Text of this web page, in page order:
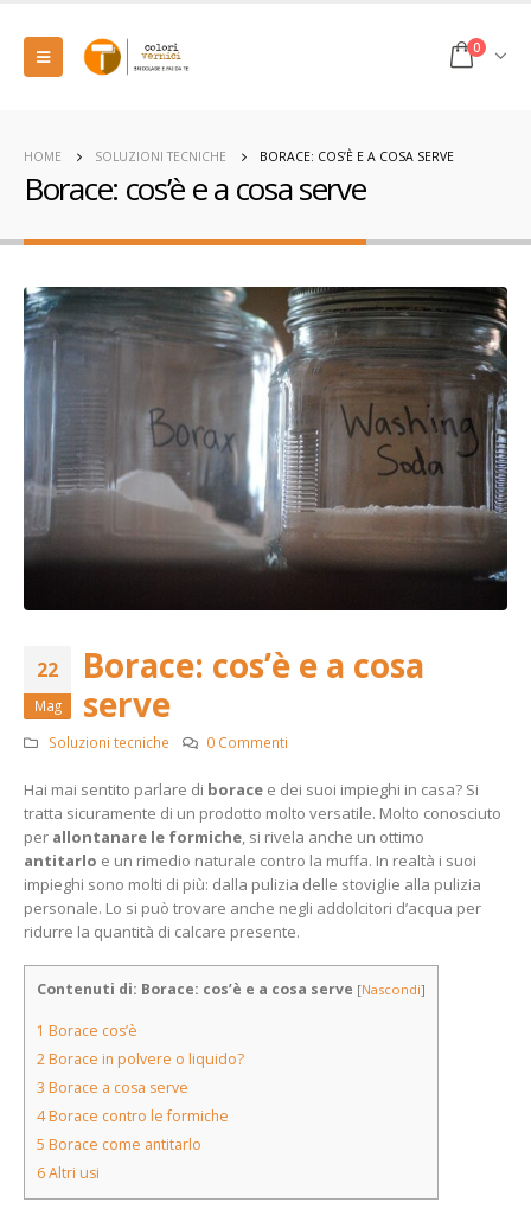
0
HOME SOLUZIONI TECNICHE BORACE: COS’È E A COSA SERVE
Borace: cos’è e a cosa serve
22
Mag
Borace: cos’è e a cosa
serve
Soluzioni tecniche 0 Commenti
Hai mai sentito parlare di borace e dei suoi impieghi in casa? Si
tratta sicuramente di un prodotto molto versatile. Molto conosciuto
per allontanare le formiche, si rivela anche un ottimo
antitarlo e un rimedio naturale contro la muffa. In realtà i suoi
impieghi sono molti di più: dalla pulizia delle stoviglie alla pulizia
personale. Lo si può trovare anche negli addolcitori d’acqua per
ridurre la quantità di calcare presente.
Contenuti di: Borace: cos’è e a cosa serve [Nascondi]
1 Borace cos’è
2 Borace in polvere o liquido?
3 Borace a cosa serve
4Borace contro le formiche
5 Borace come antitarlo
6Altri usi